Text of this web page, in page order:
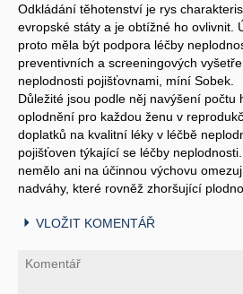
Odkládání těhotenství je rys
evropské státy a je obtížné ho ovlivnit.
proto měla být podpora léčby
preventivních a screeningových
neplodnosti pojišťovnami, míní Sobek.
Důležité jsou podle něj navýšení počtu
oplodnění pro každou ženu v
doplatků na kvalitní léky v léčbě
pojišťoven týkající se léčby
nemělo ani na účinnou výchovu
nadváhy, které rovněž zhoršující
VLOŽIT KOMENTÁŘ